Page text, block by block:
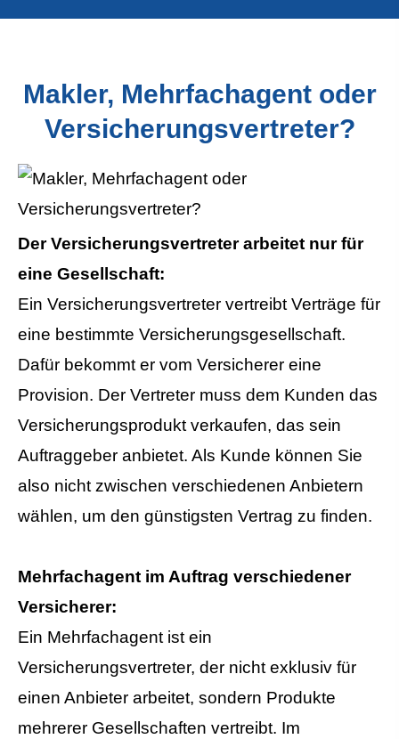
Makler, Mehrfachagent oder
Versicherungsvertreter?
Der Versicherungsvertreter arbeitet nur für
eine Gesellschaft:
Ein Versicherungsvertreter vertreibt Verträge für
eine bestimmte Versicherungsgesellschaft.
Dafür bekommt er vom Versicherer eine
Provision. Der Vertreter muss dem Kunden das
Versicherungsprodukt verkaufen, das sein
Auftraggeber anbietet. Als Kunde können Sie
also nicht zwischen verschiedenen Anbietern
wählen, um den günstigsten Vertrag zu finden.
Mehrfachagent im Auftrag verschiedener
Versicherer:
Ein Mehrfachagent ist ein
Versicherungsvertreter, der nicht exklusiv für
einen Anbieter arbeitet, sondern Produkte
mehrerer Gesellschaften vertreibt. Im